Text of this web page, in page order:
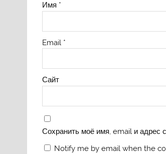
Имя *
Email *
Сайт
Сохранить моё имя, email и адрес
Notify me by email when the